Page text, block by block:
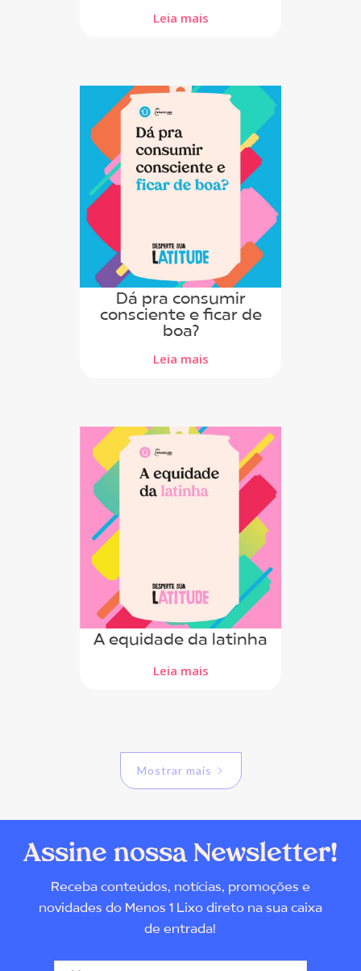
Leia mais
Dá pra consumir
consciente e ficar de
boa?
Leia mais
A equidade da latinha
Leia mais
Mostrar mais
Assine nossa Newsletter!
Receba conteúdos, notícias, promoções e
novidades do Menos 1 Lixo direto na sua caixa
de entrada!